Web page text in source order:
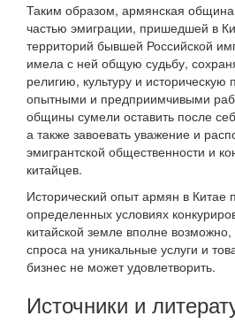
Таким образом, армянская
частью эмиграции, пришедшей в
территорий бывшей Российской
имела с ней общую судьбу,
религию, культуру и
опытными и предприимчивыми
общины сумели оставить после
а также завоевать уважение и
эмигрантской общественности и
китайцев.
Исторический опыт армян в Китае
определенных условиях
китайской земле вполне
спроса на уникальные услуги и
бизнес не может удовлетворить.
Источники и